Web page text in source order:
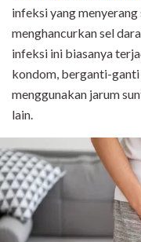
infeksi yang
menghancurkan sel
infeksi ini biasanya
kondom, berganti-ganti
menggunakan jarum
lain.